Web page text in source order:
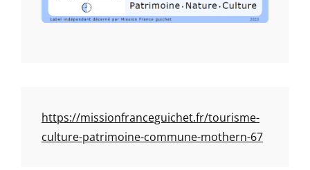
https://missionfranceguichet.fr/tourisme-
culture-patrimoine-commune-mothern-67